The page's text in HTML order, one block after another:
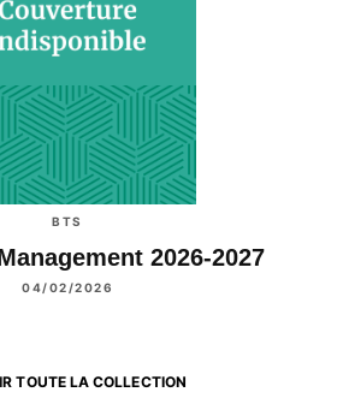
BTS
2026-2027
04/02/2026
TOUTE LA COLLECTION